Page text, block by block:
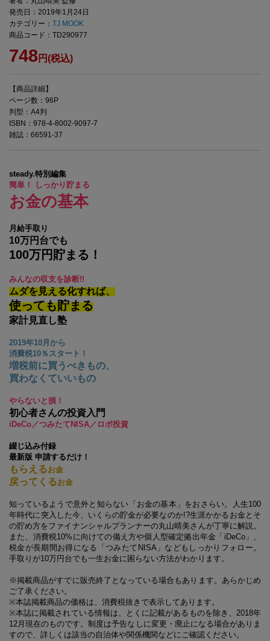
発売日：2019年1月24日
カテゴリー： TJ MOOK
商品コード：TD290977
748円(税込)
【商品詳細】
ページ数：96P
判型：A4判
ISBN：978-4-8002-9097-7
雑誌：66591-37
steady.特別編集
簡単！ しっかり貯まる
お金の基本
月給手取り
10万円台でも
100万円貯まる！
みんなの収支を診断!!
ムダを見える化すれば、
使っても貯まる
家計見直し塾
2019年10月から
消費税10％スタート！
増税前に買うべきもの、
買わなくていいもの
やらないと損！
初心者さんの投資入門
iDeCo／つみたてNISA／ロボ投資
綴じ込み付録
最新版 申請するだけ！
もらえるお金
戻ってくるお金
知っているようで意外と知らない「お金の基本」をおさらい。人生100
年時代に突入した今、いくらの貯金が必要なのか!?生涯かかるお金とそ
の貯め方をファイナンシャルプランナーの丸山晴美さんが丁寧に解説。
また、消費税10%に向けての備え方や個人型確定拠出年金「iDeCo」、
税金が長期間お得になる「つみたてNISA」などもしっかりフォロー。
手取りが10万円台でも一生お金に困らない方法がわかります。
※掲載商品がすでに販売終了となっている場合もあります。あらかじめ
ご了承ください。
※本誌掲載商品の価格は、消費税抜きで表示してあります。
※本誌に掲載されている情報は、とくに記載があるものを除き、2018年
12月現在のものです。制度は予告なしに変更・廃止になる場合がありま
すので、詳しくは該当の自治体や関係機関などにご確認ください。